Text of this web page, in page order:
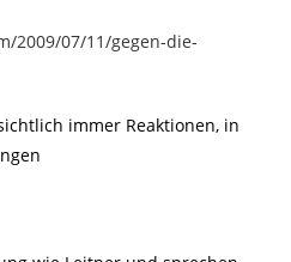
2009/07/11/gegen-die-
immer Reaktionen, in